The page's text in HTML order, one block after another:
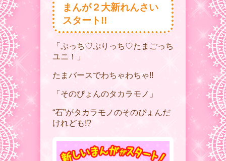
まんが２大新れんさい
スタート!!
「ぷっち♡ぷりっち♡たまごっち
ユニ！」
たまバースでわちゃわちゃ!!
「そのぴょんのタカラモノ」
“石”がタカラモノのそのぴょんだ
けれども!?